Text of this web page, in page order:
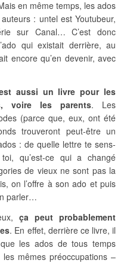
en même temps, les ados
: untel est Youtubeur,
sur Canal… C’est donc
qui existait derrière, au
encore qu’en devenir, avec
aussi un livre pour les
voire les parents. Les
(parce que, eux, ont été
trouveront peut-être un
: de quelle lettre te sens-
qu’est-ce qui a changé
de vieux ne sont pas la
on l’offre à son ado et puis
parler…
ça peut probablement
. En effet, derrière ce livre, il
les ados de tous temps
mêmes préoccupations –